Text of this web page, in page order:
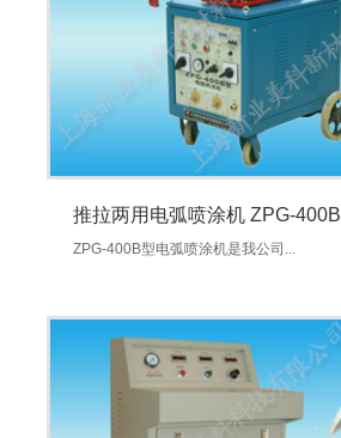
推拉两用电弧喷涂机 ZPG-400B
ZPG-400B型电弧喷涂机是我公司...